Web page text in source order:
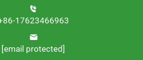
17623466963
[email protected]